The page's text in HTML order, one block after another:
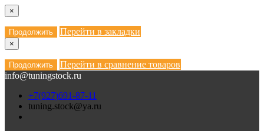
×
Продолжить Перейти в закладки
×
Продолжить
Перейти в сравнение товаров
info@tuningstock.ru
+7(927)691-87-11
tuning.stock@ya.ru